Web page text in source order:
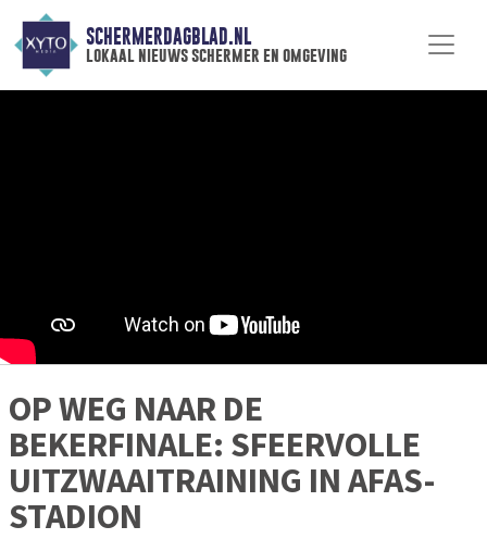
SCHERMERDAGBLAD.NL
lokaal nieuws schermer en omgeving
OP WEG NAAR DE
BEKERFINALE: SFEERVOLLE
UITZWAAITRAINING IN AFAS-
STADION